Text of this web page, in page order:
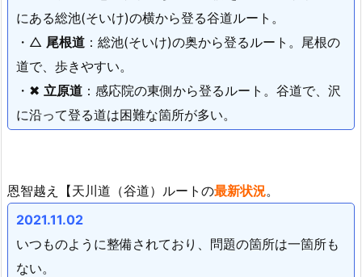
にある総池(そいけ)の横から登る谷道ルート。
・△ 尾根道 ：総池(そいけ)の奥から登るルート。尾根の
道で、歩きやすい。
・✖ 立原道 ：感応院の東側から登るルート。谷道で、沢
に沿って登る道は困難な箇所が多い。
恩智越え【天川道（谷道）ルートの最新状況。
2021.11.02
いつものように整備されており、問題の箇所は一箇所も
ない。